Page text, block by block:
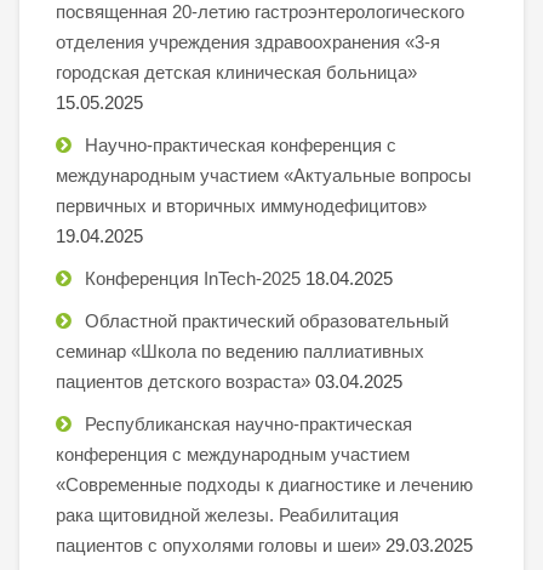
посвященная 20-летию гастроэнтерологического
отделения учреждения здравоохранения «3-я
городская детская клиническая больница»
15.05.2025
Научно-практическая конференция с
международным участием «Актуальные вопросы
первичных и вторичных иммунодефицитов»
19.04.2025
Конференция InTech-2025 18.04.2025
Областной практический образовательный
семинар «Школа по ведению паллиативных
пациентов детского возраста» 03.04.2025
Республиканская научно-практическая
конференция с международным участием
«Современные подходы к диагностике и лечению
рака щитовидной железы. Реабилитация
пациентов с опухолями головы и шеи» 29.03.2025